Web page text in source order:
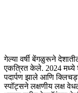
गेल्या वर्षी बेंगळुरूने
एकत्रित केले. 2024 मध्ये
पदार्पण झाले आणि
स्पॉट्सने लक्षणीय लक्ष